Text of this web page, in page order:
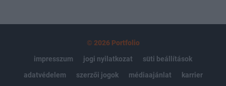
© 2026 Portfolio
impresszum
jogi nyilatkozat
süti beállítások
adatvédelem
szerzői jogok médiaajánlat
karrier